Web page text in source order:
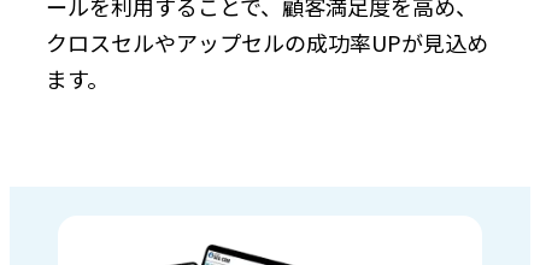
クロスセルやアップセルの成功率UPが見込め
ます。